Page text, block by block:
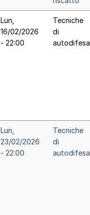
Lun,
16/02/2026
- 22:00
Tecniche
di
autodifesa
Lun,
23/02/2026
- 22:00
Tecniche
di
autodifesa